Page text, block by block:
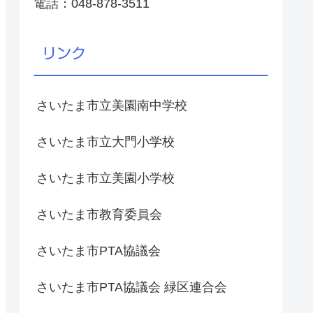
電話：048-878-3511
リンク
さいたま市立美園南中学校
さいたま市立大門小学校
さいたま市立美園小学校
さいたま市教育委員会
さいたま市PTA協議会
さいたま市PTA協議会 緑区連合会